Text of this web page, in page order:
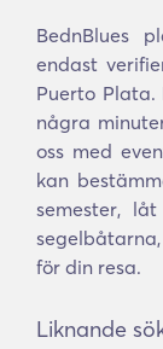
BednBlues
endast
Puerto
några
oss med
kan
semester,
för din resa.
Liknande